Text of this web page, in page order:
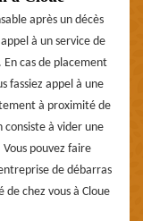
après un décès
à un service de
cas de placement
fassiez appel à une
à proximité de
consiste à vider une
pouvez faire
de débarras
chez vous à Cloue